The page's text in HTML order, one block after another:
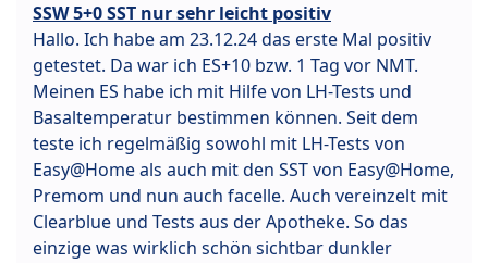
SSW 5+0 SST nur sehr leicht positiv
Hallo. Ich habe am 23.12.24 das erste Mal positiv
getestet. Da war ich ES+10 bzw. 1 Tag vor NMT.
Meinen ES habe ich mit Hilfe von LH-Tests und
Basaltemperatur bestimmen können. Seit dem
teste ich regelmäßig sowohl mit LH-Tests von
Easy@Home als auch mit den SST von Easy@Home,
Premom und nun auch facelle. Auch vereinzelt mit
Clearblue und Tests aus der Apotheke. So das
einzige was wirklich schön sichtbar dunkler